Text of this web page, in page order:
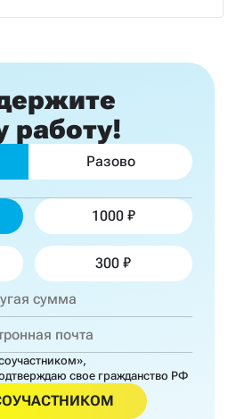
работу!
Разово
1000
300
свое гражданство РФ